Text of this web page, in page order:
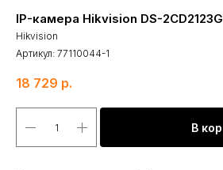
IP-камера Hikvision DS-
Hikvision
Артикул: 77110044-1
18 729 р.
В